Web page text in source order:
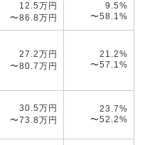
12.5万円
〜86.8万円
9.5%
〜58.1%
27.2万円
〜80.7万円
21.2%
〜57.1%
30.5万円
〜73.8万円
23.7%
〜52.2%